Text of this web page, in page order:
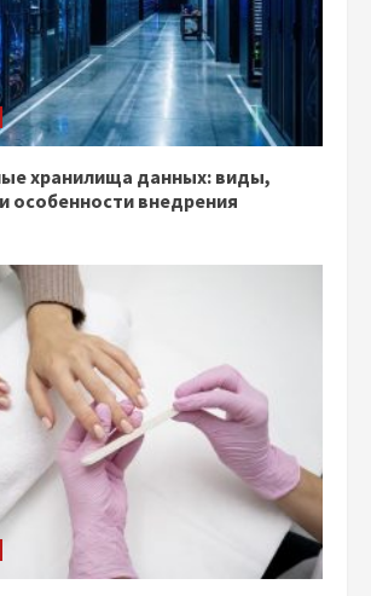
хранилища данных: виды,
особенности внедрения